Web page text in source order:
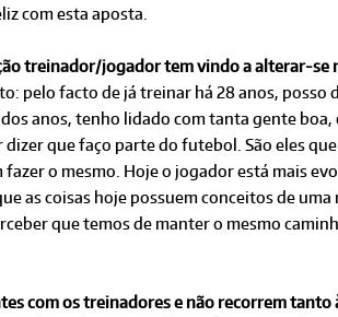
com esta aposta.
treinador/jogador tem vindo a alterar-se
pelo facto de já treinar há 28 anos,
anos, tenho lidado com tanta gente
que faço parte do futebol. São eles
fazer o mesmo. Hoje o jogador está mais
as coisas hoje possuem conceitos de
que temos de manter o mesmo
com os treinadores e não recorrem tanto